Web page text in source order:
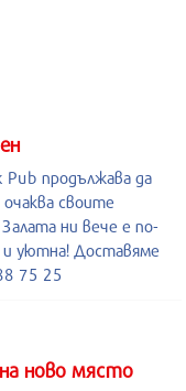
Pub продължава да
своите
ни вече е по-
и уютна! Доставяме
75 25
ново място